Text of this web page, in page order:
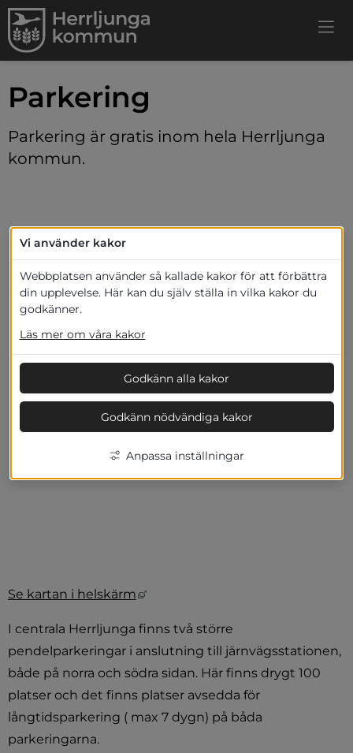
Parkering
Parkering är gratis inom hela Herrljunga
kommun.
Se kartan i helskärm Länk till annan webbplats,
I centrala Herrljunga finns två större
pendelparkeringar i anslutning till järnvägsstationen,
både på norra och södra sidan. Här finns drygt 100
platser och det finns platser avsedda för
långtidsparkering ( max 7 dygn) på båda
parkeringarna.
Vi använder kakor
Webbplatsen använder så kallade kakor för att förbättra
din upplevelse. Här kan du själv ställa in vilka kakor du
godkänner.
Läs mer om våra kakor
Godkänn alla kakor
Godkänn nödvändiga kakor
Anpassa inställningar